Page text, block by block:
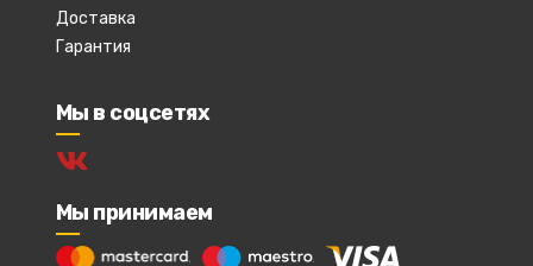
Доставка
Гарантия
Мы в соцсетях
Мы принимаем